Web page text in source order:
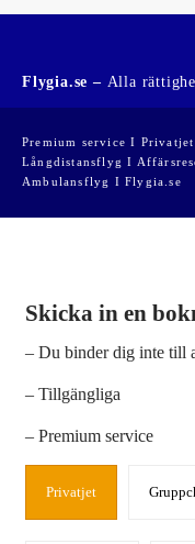
Flygia.se – Alla
Premium service I
Långdistansflyg I
Ambulansflyg I Flygia.se
Skicka in en
– Du binder dig inte till
– Tillgängliga
– Premium service
Privatjet